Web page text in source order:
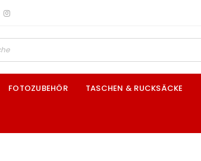
FOTOZUBEHÖR TASCHEN & RUCKSÄCKE